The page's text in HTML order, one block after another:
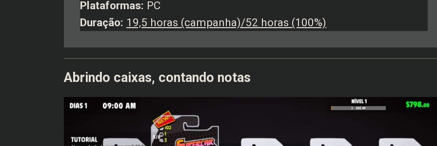
Plataformas: PC
Duração: 19,5 horas (campanha)/52 horas (100%)
Abrindo caixas, contando notas